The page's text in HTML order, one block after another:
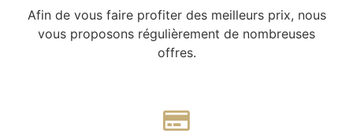
Afin de vous faire profiter des meilleurs prix, nous
vous proposons régulièrement de nombreuses
offres.